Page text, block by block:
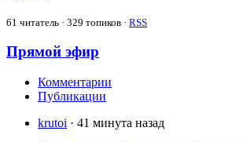
61 читатель · 329 топиков · RSS
Прямой эфир
Комментарии
Публикации
krutoi · 41 минута назад